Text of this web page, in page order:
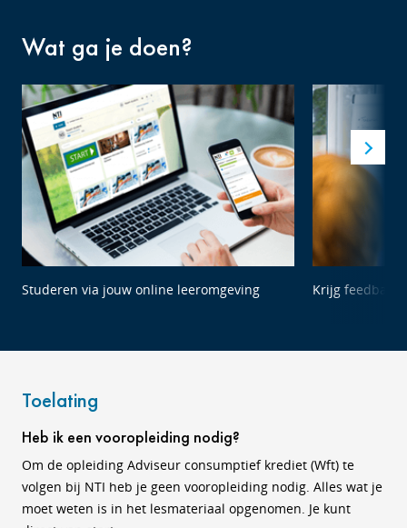
Wat ga je doen?
Studeren via jouw online leeromgeving Krijg feedback
Toelating
Heb ik een vooropleiding nodig?
Om de opleiding Adviseur consumptief krediet (Wft) te
volgen bij NTI heb je geen vooropleiding nodig. Alles wat je
moet weten is in het lesmateriaal opgenomen. Je kunt